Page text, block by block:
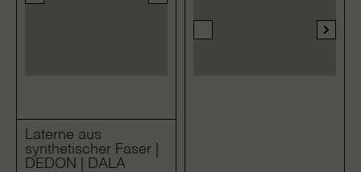
Laterne aus
synthetischer Faser |
DEDON | DALA